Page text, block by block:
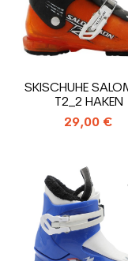
SKISCHUHE
T2_2 HAKEN
29,00 €